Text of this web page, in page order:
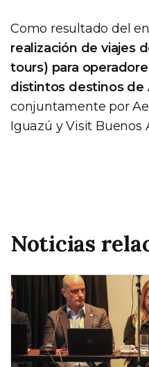
Como resultado del
realización de viajes
tours) para
distintos destinos de
conjuntamente por
Iguazú y Visit Buenos
Noticias